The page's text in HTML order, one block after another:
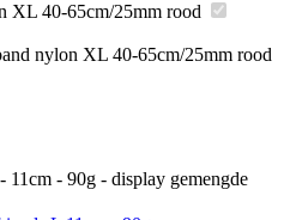
XL 40-65cm/25mm rood
nylon XL 40-65cm/25mm rood
11cm - 90g - display gemengde